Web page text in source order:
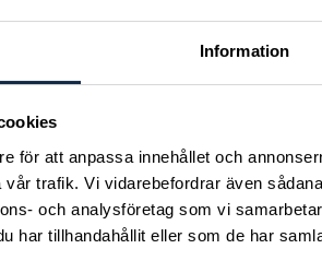
Information
för att anpassa innehållet och
trafik. Vi vidarebefordrar även
och analysföretag som vi
har tillhandahållit eller som de har